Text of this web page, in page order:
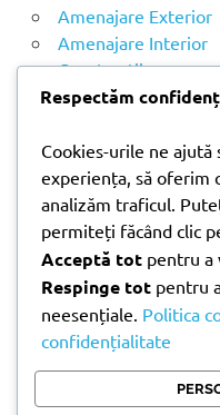
u
p
ă
Amenajare Exterior
Amenajare Interior
Construcții
Noutăți
ARTICOLE RECENTE
Parchet laminat sau
Materiale pentru
și când se folosesc
Ghid practic pentru
pentru fiecare încăpere
Produse
întreținere din timpul
Respectăm
Cookies-urile ne ajută
experiența, să oferim
analizăm traficul.
permiteți făcând clic
Acceptă tot pentru a
Respinge tot pentru
neesențiale. Politica
confidențialitate